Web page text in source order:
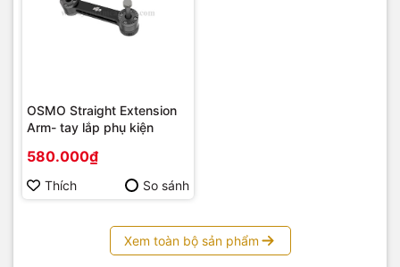
OSMO Straight Extension
Arm- tay lắp phụ kiện
580.000₫
Thích So sánh
Xem toàn bộ sản phẩm